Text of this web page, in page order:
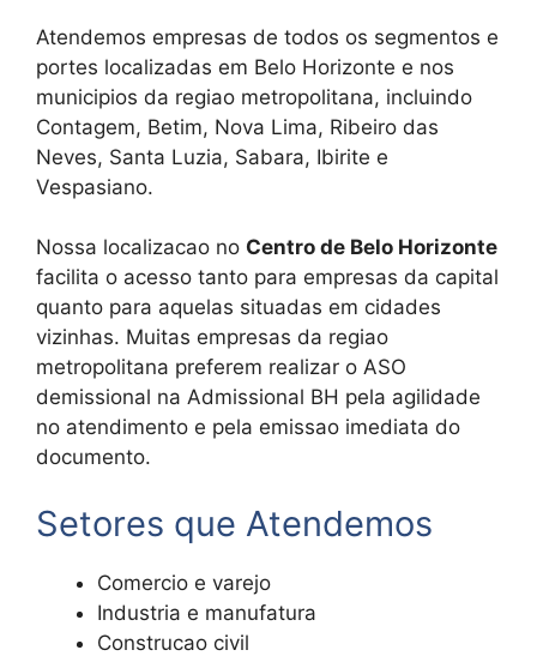
Atendemos empresas de todos os segmentos e
portes localizadas em Belo Horizonte e nos
municipios da regiao metropolitana, incluindo
Contagem, Betim, Nova Lima, Ribeiro das
Neves, Santa Luzia, Sabara, Ibirite e
Vespasiano.
Nossa localizacao no Centro de Belo Horizonte
facilita o acesso tanto para empresas da capital
quanto para aquelas situadas em cidades
vizinhas. Muitas empresas da regiao
metropolitana preferem realizar o ASO
demissional na Admissional BH pela agilidade
no atendimento e pela emissao imediata do
documento.
Setores que Atendemos
Comercio e varejo
Industria e manufatura
Construcao civil